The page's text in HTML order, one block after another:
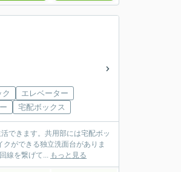
ク
エレベーター
宅配ボックス
できます。共用部には宅配ボッ
ができる独立洗面台がありま
線を繋げて... もっと見る